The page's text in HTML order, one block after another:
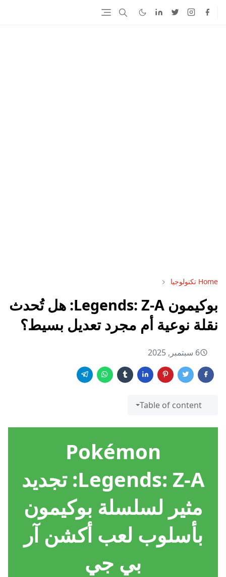
Home تكنولوجيا
بوكيمون Legends: Z-A: هل تُحدث
نقلة نوعية أم مجرد تعديل بسيط؟
6 سبتمبر, 2025
Table of content
Pokémon
Legends: Z-A: تجديد
مثير لسلسلة بوكيمون
بأسلوب لعب أكشن آر
بي جي